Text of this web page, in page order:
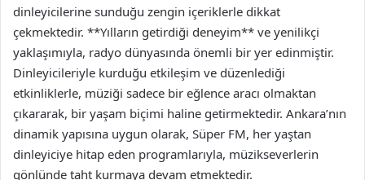
dinleyicilerine sunduğu zengin içeriklerle dikkat
çekmektedir. **Yılların getirdiği deneyim** ve yenilikçi
yaklaşımıyla, radyo dünyasında önemli bir yer edinmiştir.
Dinleyicileriyle kurduğu etkileşim ve düzenlediği
etkinliklerle, müziği sadece bir eğlence aracı olmaktan
çıkararak, bir yaşam biçimi haline getirmektedir. Ankara’nın
dinamik yapısına uygun olarak, Süper FM, her yaştan
dinleyiciye hitap eden programlarıyla, müzikseverlerin
gönlünde taht kurmaya devam etmektedir.